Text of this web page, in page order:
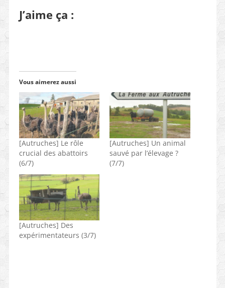
J’aime ça :
Vous aimerez aussi
[Autruches] Le rôle
crucial des abattoirs
(6/7)
[Autruches] Un animal
sauvé par l’élevage ?
(7/7)
[Autruches] Des
expérimentateurs (3/7)